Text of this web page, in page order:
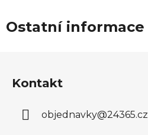
Ostatní informace
Kontakt
objednavky@24365.cz